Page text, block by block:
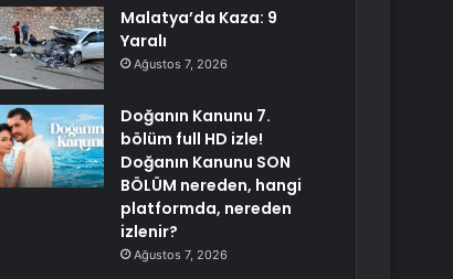
Malatya’da Kaza: 9
Yaralı
Ağustos 7, 2026
Doğanın Kanunu 7.
bölüm full HD izle!
Doğanın Kanunu SON
BÖLÜM nereden, hangi
platformda, nereden
izlenir?
Ağustos 7, 2026